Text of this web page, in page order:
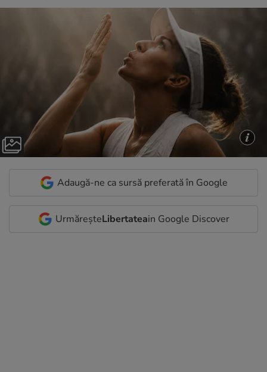
Adaugă-ne ca sursă preferată în Google
UrmăreșteLibertateain Google Discover